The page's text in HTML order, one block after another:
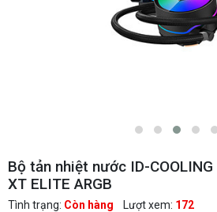
Bộ tản nhiệt nước ID-COOLING
XT ELITE ARGB
Tình trạng: Còn hàng Lượt xem: 172